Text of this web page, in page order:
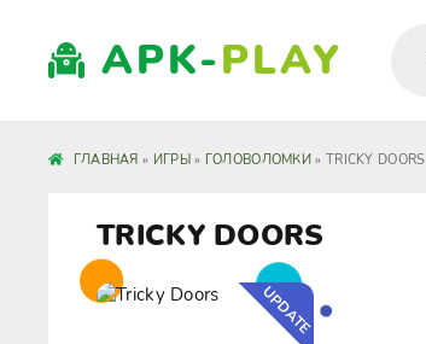
APK-PLAY
ГЛАВНАЯ » ИГРЫ» ГОЛОВОЛОМКИ » TRICKY DOORS
TRICKY DOORS
UPDATE